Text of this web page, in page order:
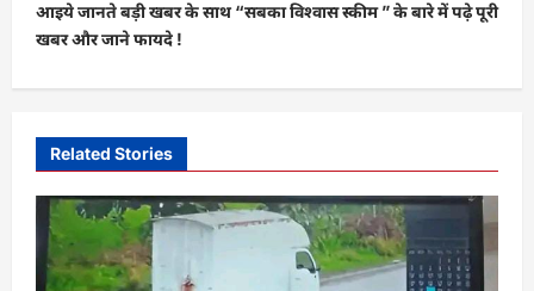
n
a
v
g
a
आइये जानते बड़ी खबर के साथ “सबका विश्वास स्कीम ” के बारे में पढ़े पूरी
खबर और जाने फायदे !
Related Stories